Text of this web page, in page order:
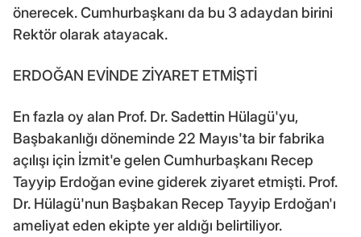
önerecek. Cumhurbaşkanı da bu 3 adaydan birini
Rektör olarak atayacak.
ERDOĞAN EVİNDE ZİYARET ETMİŞTİ
En fazla oy alan Prof. Dr. Sadettin Hülagü'yu,
Başbakanlığı döneminde 22 Mayıs'ta bir fabrika
açılışı için İzmit'e gelen Cumhurbaşkanı Recep
Tayyip Erdoğan evine giderek ziyaret etmişti. Prof.
Dr. Hülagü'nun Başbakan Recep Tayyip Erdoğan'ı
ameliyat eden ekipte yer aldığı belirtiliyor.